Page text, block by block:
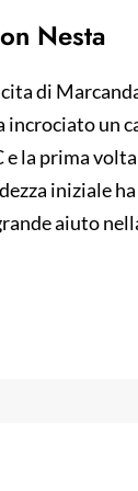
Nesta
di
incrociato un
la prima
iniziale
aiuto